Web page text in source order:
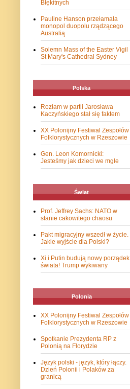
Błękitnych
Pauline Hanson przełamała
monopol duopolu rządzącego
Australią
Solemn Mass of the Easter Vigil
St Mary's Cathedral Sydney
Polska
Rozłam w partii Jarosława
Kaczyńskiego stał się faktem
XX Polonijny Festiwal Zespołów
Folklorystycznych w Rzeszowie
Gen. Leon Komornicki:
Jesteśmy jak dzieci we mgle
Świat
Prof. Jeffrey Sachs: NATO w
stanie cakowitego chaosu
Pakt migracyjny wszedł w życie.
Jakie wyjście dla Polski?
Xi i Putin budują nowy porządek
świata! Trump wykiwany
Polonia
XX Polonijny Festiwal Zespołów
Folklorystycznych w Rzeszowie
Spotkanie Prezydenta RP z
Polonią na Florydzie
Język polski - język, który łączy.
Dzień Polonii i Polaków za
granicą